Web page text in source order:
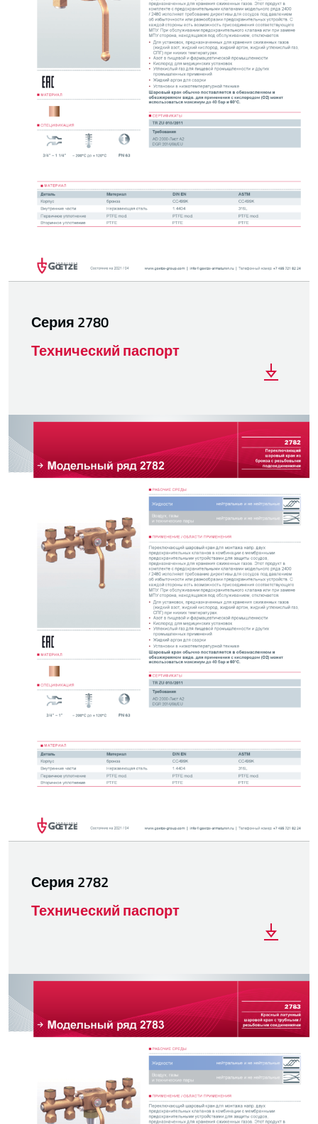
Серия 2780
Технический паспорт
Серия 2782
Технический паспорт